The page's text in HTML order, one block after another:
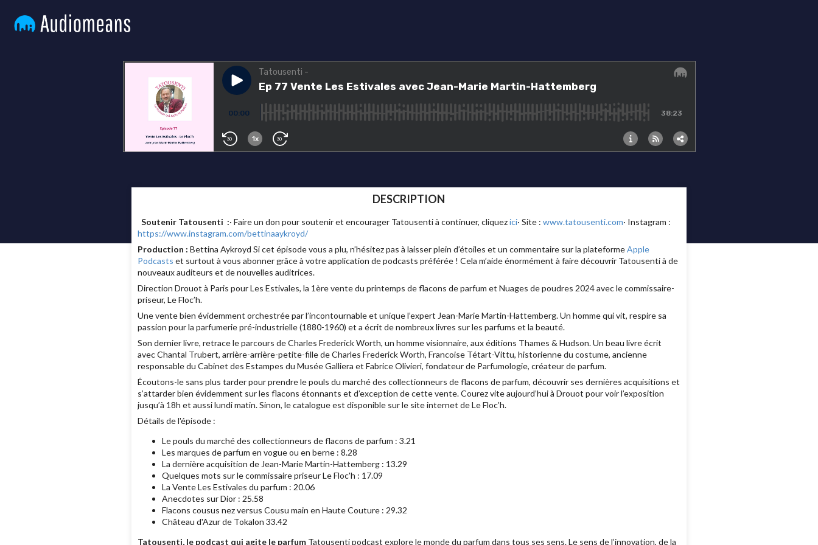
DESCRIPTION
Soutenir Tatousenti :· Faire un don pour soutenir et encourager Tatousenti à continuer, cliquezici· Site : www.tatousenti.com· Instagram :
https://www.instagram.com/bettinaaykroyd/
Production : Bettina Aykroyd Si cet épisode vous a plu, n’hésitez pas à laisser plein d’étoiles et un commentaire sur la plateformeApple
Podcasts et surtout à vous abonner grâce à votre application de podcasts préférée ! Cela m’aide énormément à faire découvrir Tatousenti à de
nouveaux auditeurs et de nouvelles auditrices.
Direction Drouot à Paris pour Les Estivales, la 1ère vente du printemps de flacons de parfum et Nuages de poudres 2024 avec le commissaire-
priseur, Le Floc’h.
Une vente bien évidemment orchestrée par l’incontournable et unique l’expert Jean-Marie Martin-Hattemberg. Un homme qui vit, respire sa
passion pour la parfumerie pré-industrielle (1880-1960) et a écrit de nombreux livres sur les parfums et la beauté.
Son dernier livre, retrace le parcours de Charles Frederick Worth, un homme visionnaire, aux éditions Thames & Hudson. Un beau livre écrit
avec Chantal Trubert, arrière-arrière-petite-fille de Charles Frederick Worth, Francoise Tétart-Vittu, historienne du costume, ancienne
responsable du Cabinet des Estampes du Musée Galliera et Fabrice Olivieri, fondateur de Parfumologie, créateur de parfum.
Écoutons-le sans plus tarder pour prendre le pouls du marché des collectionneurs de flacons de parfum, découvrir ses dernières acquisitions et
s’attarder bien évidemment sur les flacons étonnants et d’exception de cette vente. Courez vite aujourd’hui à Drouot pour voir l’exposition
jusqu’à 18h et aussi lundi matin. Sinon, le catalogue est disponible sur le site internet de Le Floc’h.
Détails de l'épisode :
Le pouls du marché des collectionneurs de flacons de parfum : 3.21
Les marques de parfum en vogue ou en berne : 8.28
La dernière acquisition de Jean-Marie Martin-Hattemberg : 13.29
Quelques mots sur le commissaire priseur Le Floc'h : 17.09
La Vente Les Estivales du parfum : 20.06
Anecdotes sur Dior : 25.58
Flacons cousus nez versus Cousu main en Haute Couture : 29.32
Château d'Azur de Tokalon 33.42
Tatousenti, le podcast qui agite le parfum Tatousenti podcast explore le monde du parfum dans tous ses sens. Le sens de l’innovation, de la